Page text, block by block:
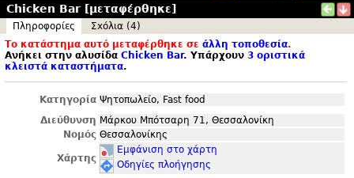
Chicken Bar [μεταφέρθηκε]
Πληροφορίες
Σxόλια (4)
Το κατάστημα αυτό μεταφέρθηκε σε άλλη τοποθεσία.
Ανήκει στην αλυσίδα Chicken Bar. Υπάρχουν 3 οριστικά
κλειστά καταστήματα.
Κατηγορία Ψητοπωλείο, Fast food
Διεύθυνση Μάρκου Μπότσαρη 71, Θεσσαλονίκη
Νομός Θεσσαλονίκης
Χάρτης
Εμφάνιση στο χάρτη
Οδηγίες πλοήγησης